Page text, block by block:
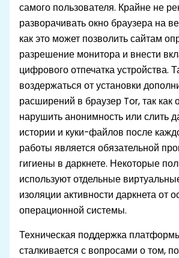
самого пользователя. Крайне не
разворачивать окно браузера на
как это может позволить сайтам
разрешение монитора и внести
цифрового отпечатка устройства.
воздержаться от установки
расширений в браузер Tor, так как
нарушить анонимность или слить
истории и куки-файлов после
работы является обязательной
гигиены в даркнете. Некоторые
используют отдельные
изоляции активности даркнета от
операционной системы.
Техническая поддержка
сталкивается с вопросами о том,